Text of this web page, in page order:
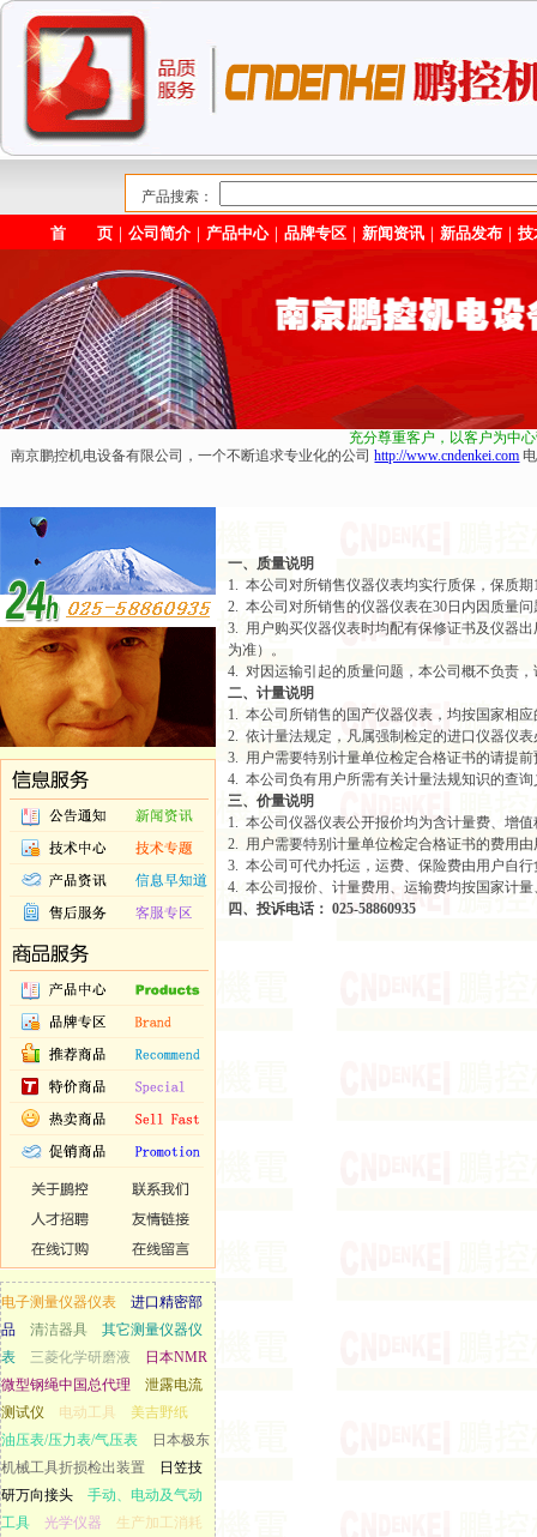
产品搜索：
首 页 ｜公司简介 ｜ 产品中心｜品牌专区 ｜新闻资讯 ｜新品发布 ｜技
充分尊重客户，以客户为中
南京鹏控机电设备有限公司，一个不断追求专业化的公司http://www.cndenkei.com
电子测量仪器仪表
进口精密部
品
清洁器具
其它测量仪器仪
表
三菱化学研磨液
日本NMR
微型钢绳中国总代理
泄露电流
测试仪
电动工具
美吉野纸
油压表/压力表/气压表
日本极东
机械工具折损检出装置
日笠技
研万向接头
手动、电动及气动
工具
光学仪器
生产加工消耗
一、质量说明
1. 本公司对所销售仪器仪表均实行质保，保质
2. 本公司对所销售的仪器仪表在30日内因质量
3. 用户购买仪器仪表时均配有保修证书及仪器
为准）。
4. 对因运输引起的质量问题，本公司概不负责
二、计量说明
1. 本公司所销售的国产仪器仪表，均按国家相
2. 依计量法规定，凡属强制检定的进口仪器仪
3. 用户需要特别计量单位检定合格证书的请提
4. 本公司负有用户所需有关计量法规知识的查询
三、价量说明
1. 本公司仪器仪表公开报价均为含计量费、增值
2. 用户需要特别计量单位检定合格证书的费用
3. 本公司可代办托运，运费、保险费由用户自行
4. 本公司报价、计量费用、运输费均按国家计
四、投诉电话： 025-58860935